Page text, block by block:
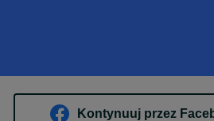
Kontynuuj przez